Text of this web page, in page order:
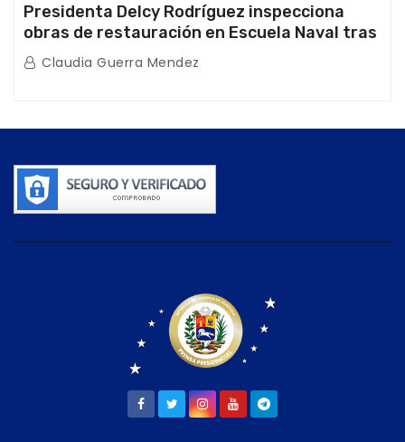
Presidenta Delcy Rodríguez inspecciona
obras de restauración en Escuela Naval tras
afectaciones sísmicas en La Guaira
Claudia Guerra Mendez